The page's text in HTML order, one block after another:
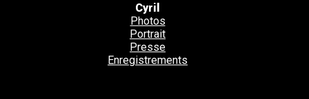
Cyril
Photos
Portrait
Presse
Enregistrements